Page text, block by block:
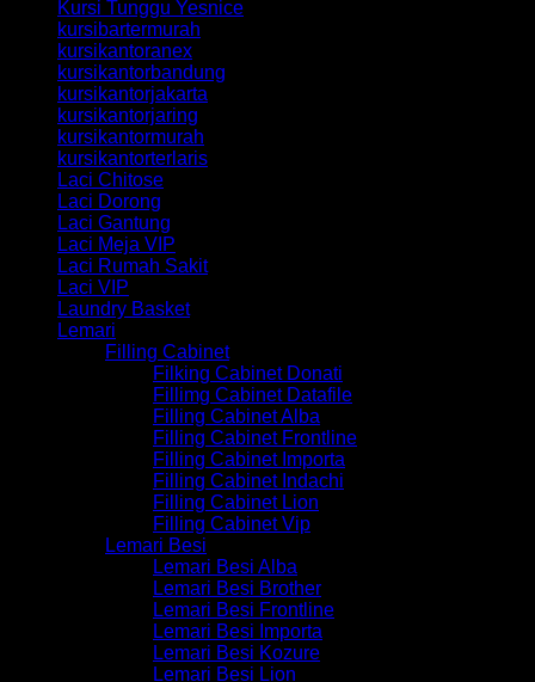
Kursi Tunggu Yesnice
kursibartermurah
kursikantoranex
kursikantorbandung
kursikantorjakarta
kursikantorjaring
kursikantormurah
kursikantorterlaris
Laci Chitose
Laci Dorong
Laci Gantung
Laci Meja VIP
Laci Rumah Sakit
Laci VIP
Laundry Basket
Lemari
Filling Cabinet
Filking Cabinet Donati
Fillimg Cabinet Datafile
Filling Cabinet Alba
Filling Cabinet Frontline
Filling Cabinet Importa
Filling Cabinet Indachi
Filling Cabinet Lion
Filling Cabinet Vip
Lemari Besi
Lemari Besi Alba
Lemari Besi Brother
Lemari Besi Frontline
Lemari Besi Importa
Lemari Besi Kozure
Lemari Besi Lion